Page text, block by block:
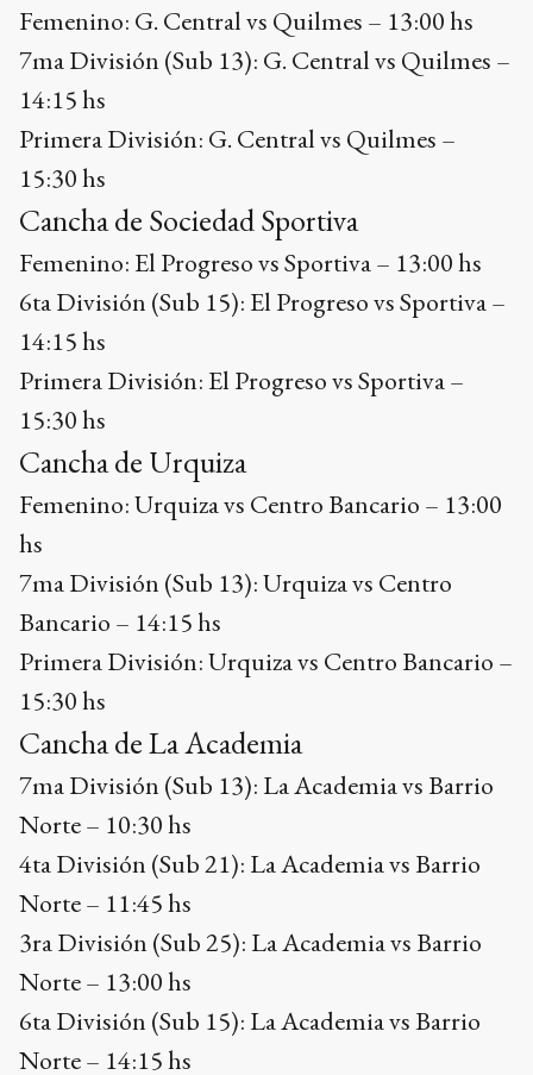
Femenino: G. Central vs Quilmes – 13:00 hs
7ma División (Sub 13): G. Central vs Quilmes –
14:15 hs
Primera División: G. Central vs Quilmes –
15:30 hs
Cancha de Sociedad Sportiva
Femenino: El Progreso vs Sportiva – 13:00 hs
6ta División (Sub 15): El Progreso vs Sportiva –
14:15 hs
Primera División: El Progreso vs Sportiva –
15:30 hs
Cancha de Urquiza
Femenino: Urquiza vs Centro Bancario – 13:00
hs
7ma División (Sub 13): Urquiza vs Centro
Bancario – 14:15 hs
Primera División: Urquiza vs Centro Bancario –
15:30 hs
Cancha de La Academia
7ma División (Sub 13): La Academia vs Barrio
Norte – 10:30 hs
4ta División (Sub 21): La Academia vs Barrio
Norte – 11:45 hs
3ra División (Sub 25): La Academia vs Barrio
Norte – 13:00 hs
6ta División (Sub 15): La Academia vs Barrio
Norte – 14:15 hs